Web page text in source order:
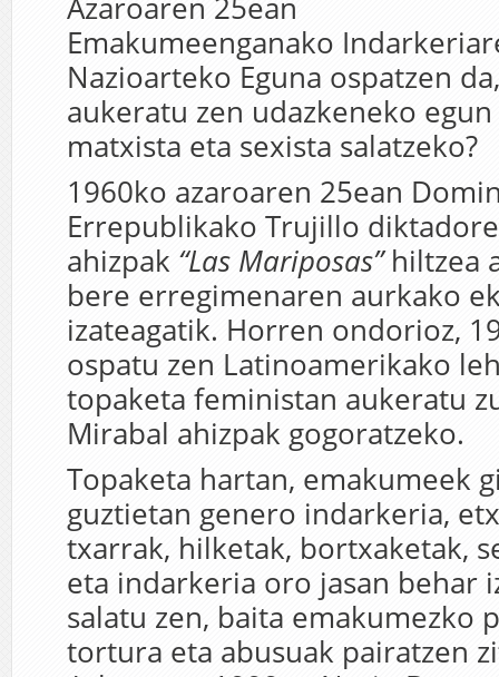
Azaroaren 25ean
Emakumeenganako
Nazioarteko Eguna ospatzen
aukeratu zen udazkeneko
matxista eta sexista salatzeko?
1960ko azaroaren 25ean
Errepublikako Trujillo
ahizpak “Las Mariposas”hiltzea
bere erregimenaren aurkako
izateagatik. Horren ondorioz,
ospatu zen Latinoamerikako
topaketa feministan aukeratu
Mirabal ahizpak gogoratzeko.
Topaketa hartan, emakumeek
guztietan genero indarkeria,
txarrak, hilketak, bortxaketak,
eta indarkeria oro jasan behar
salatu zen, baita emakumezko
tortura eta abusuak pairatzen